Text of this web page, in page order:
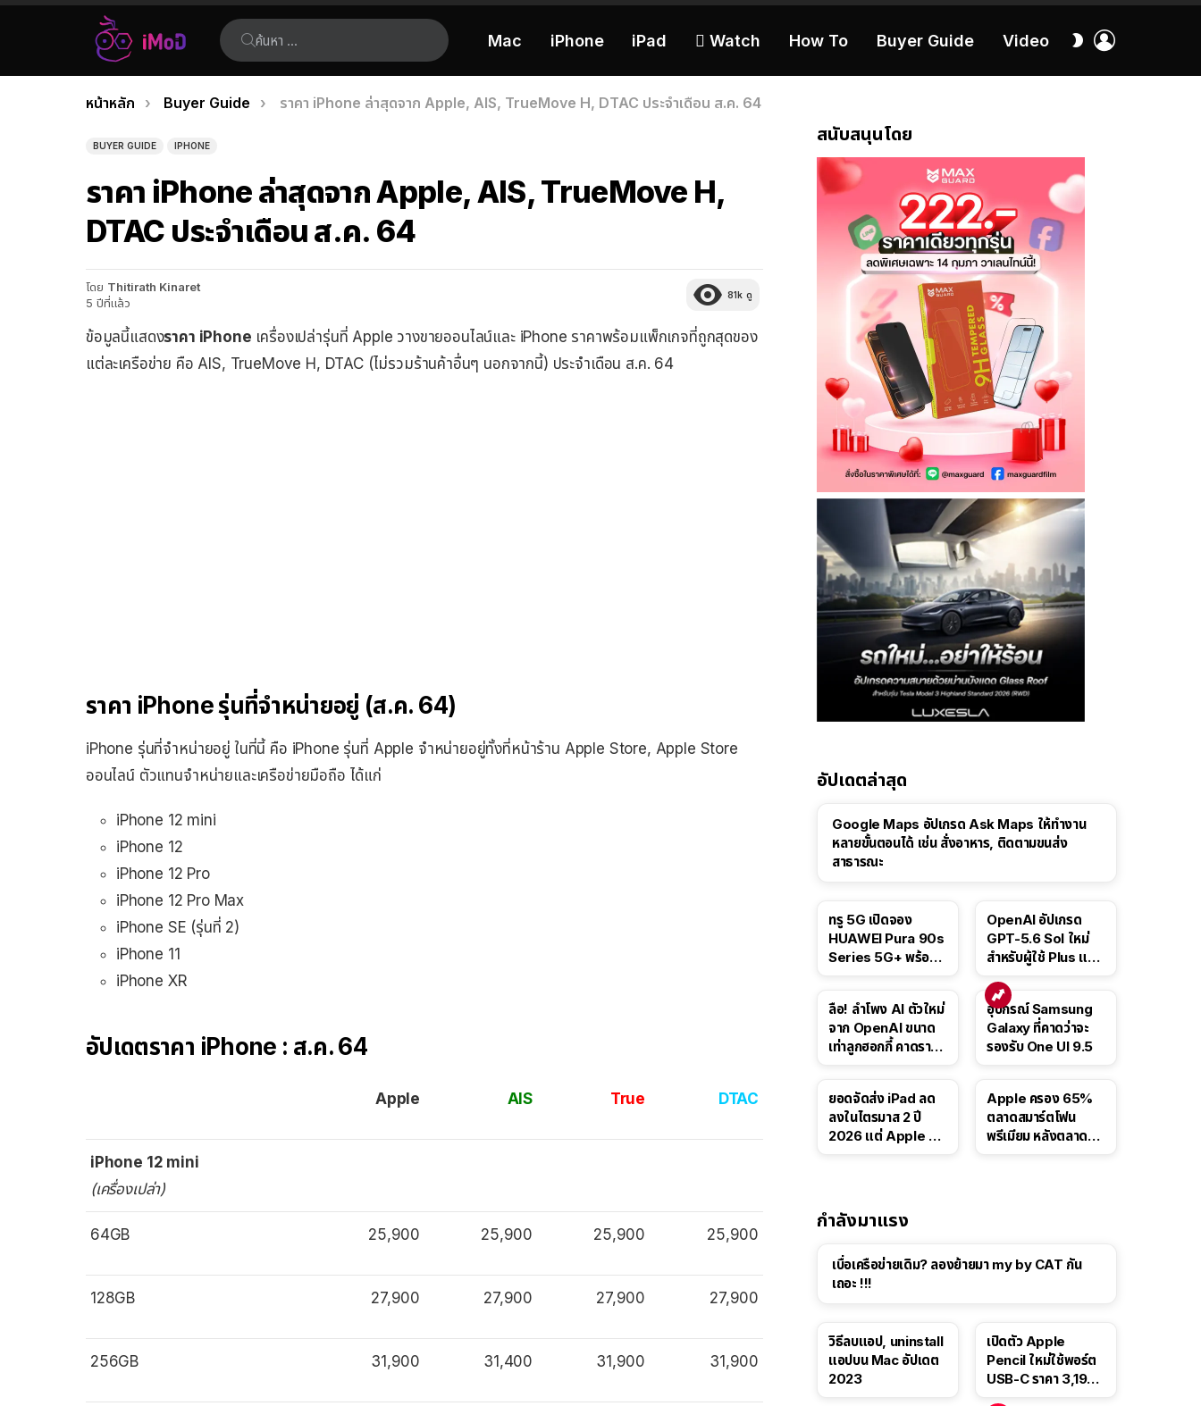
ค้นหา:
Mac iPhone iPad  Watch How To Buyer Guide Video
สลับ
เรื่อง
ล่าสุด
คุณอยู่ที่นี่:
หน้าหลัก Buyer Guide ราคา iPhone ล่าสุดจาก Apple, AIS, TrueMove H, DTAC ประจำเดือน ส.ค. 64
BUYER GUIDE IPHONE
ราคา iPhone ล่าสุดจาก Apple, AIS, TrueMove H,
DTAC ประจำเดือน ส.ค. 64
โดย Thitirath Kinaret
5 ปีที่แล้ว
81k ดู
ข้อมูลนี้แสดงราคา iPhone เครื่องเปล่ารุ่นที่ Apple วางขายออนไลน์และ iPhone ราคาพร้อมแพ็กเกจที่ถูกสุดของ
แต่ละเครือข่าย คือ AIS, TrueMove H, DTAC (ไม่รวมร้านค้าอื่นๆ นอกจากนี้) ประจำเดือน ส.ค. 64
ราคา iPhone รุ่นที่จำหน่ายอยู่ (ส.ค. 64)
iPhone รุ่นที่จำหน่ายอยู่ ในที่นี้ คือ iPhone รุ่นที่ Apple จำหน่ายอยู่ทั้งที่หน้าร้าน Apple Store, Apple Store
ออนไลน์ ตัวแทนจำหน่ายและเครือข่ายมือถือ ได้แก่
iPhone 12 mini
iPhone 12
iPhone 12 Pro
iPhone 12 Pro Max
iPhone SE (รุ่นที่ 2)
iPhone 11
iPhone XR
อัปเดตราคา iPhone : ส.ค. 64
Apple AIS True DTAC
iPhone 12 mini
(เครื่องเปล่า)
64GB 25,900 25,900 25,900 25,900
128GB 27,900 27,900 27,900 27,900
256GB 31,900 31,400 31,900 31,900
สนับสนุนโดย
อัปเดตล่าสุด
Google Maps อัปเกรด Ask Maps ให้ทำงาน
หลายขั้นตอนได้ เช่น สั่งอาหาร, ติดตามขนส่ง
สาธารณะ
ทรู 5G เปิดจอง
HUAWEI Pura 90s
Series 5G+ พร้อม
OpenAI อัปเกรด
GPT-5.6 Sol ใหม่
สำหรับผู้ใช้ Plus และ
5.6 Luna ให้ผู้ใช้ฟรี
ลือ! ลำโพง AI ตัวใหม่
จาก OpenAI ขนาด
เท่าลูกฮอกกี้ คาดราคา
อุปกรณ์ Samsung
Galaxy ที่คาดว่าจะ
รองรับ One UI 9.5
ยอดจัดส่ง iPad ลด
ลงในไตรมาส 2 ปี
2026 แต่ Apple ยัง
Apple ครอง 65%
ตลาดสมาร์ตโฟน
พรีเมียม หลังตลาดทำ
กำลังมาแรง
เบื่อเครือข่ายเดิม? ลองย้ายมา my by CAT กัน
เถอะ !!!
วิธีลบแอป, uninstall
แอปบน Mac อัปเดต
2023
เปิดตัว Apple
Pencil ใหม่ใช้พอร์ต
USB-C ราคา 3,190